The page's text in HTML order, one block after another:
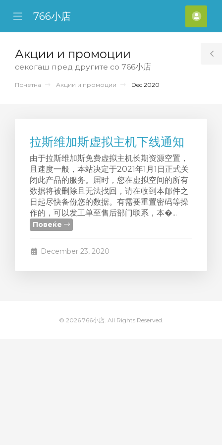
Mobile
Menu
766小店
Акции и промоции
секогаш пред другите со 766小店
Почетна Акции и промоции Dec 2020
拉斯维加斯虚拟主机下线通知
由于拉斯维加斯免费虚拟主机长期资源空置，
且速度一般，本站决定于2021年1月1日正式关
闭此产品的服务。届时，您在虚拟空间的所有
数据将被删除且无法找回，请在收到本邮件之
日起尽快备份您的数据。有需要重置密码等操
作的，可以发工单至售后部门联系，本�...
Повеќе
December 23, 2020
© 2026 766小店. All Rights Reserved.